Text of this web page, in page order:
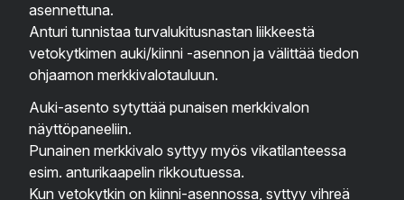
asennettuna.
Anturi tunnistaa turvalukitusnastan liikkeestä
vetokytkimen auki/kiinni -asennon ja välittää tiedon
ohjaamon merkkivalotauluun.
Auki-asento sytyttää punaisen merkkivalon
näyttöpaneeliin.
Punainen merkkivalo syttyy myös vikatilanteessa
esim. anturikaapelin rikkoutuessa.
Kun vetokytkin on kiinni-asennossa, syttyy vihreä